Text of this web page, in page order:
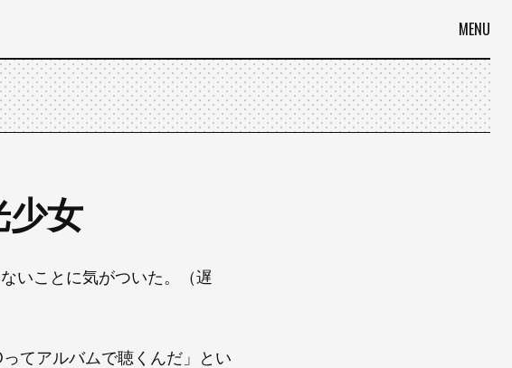
MENU
女
いことに気がついた。（遅
てアルバムで聴くんだ」とい